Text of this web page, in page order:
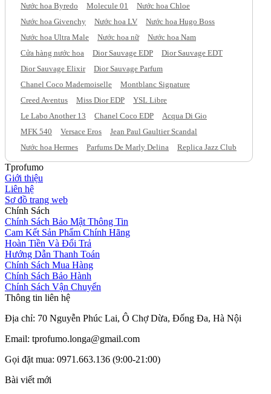
Nước hoa Byredo
Molecule 01
Nước hoa Chloe
Nước hoa Givenchy
Nước hoa LV
Nước hoa Hugo Boss
Nước hoa Ultra Male
Nước hoa nữ
Nước hoa Nam
Cửa hàng nước hoa
Dior Sauvage EDP
Dior Sauvage EDT
Dior Sauvage Elixir
Dior Sauvage Parfum
Chanel Coco Mademoiselle
Montblanc Signature
Creed Aventus
Miss Dior EDP
YSL Libre
Le Labo Another 13
Chanel Coco EDP
Acqua Di Gio
MFK 540
Versace Eros
Jean Paul Gaultier Scandal
Nước hoa Hermes
Parfums De Marly Delina Replica Jazz Club
Tprofumo
Giới thiệu
Liên hệ
Sơ đồ trang web
Chính Sách
Chính Sách Bảo Mật Thông Tin
Cam Kết Sản Phẩm Chính Hãng
Hoàn Tiền Và Đổi Trả
Hướng Dẫn Thanh Toán
Chính Sách Mua Hàng
Chính Sách Bảo Hành
Chính Sách Vận Chuyển
Thông tin liên hệ
Địa chỉ: 70 Nguyễn Phúc Lai, Ô Chợ Dừa, Đống Đa, Hà Nội
Email: tprofumo.longa@gmail.com
Gọi đặt mua: 0971.663.136 (9:00-21:00)
Bài viết mới